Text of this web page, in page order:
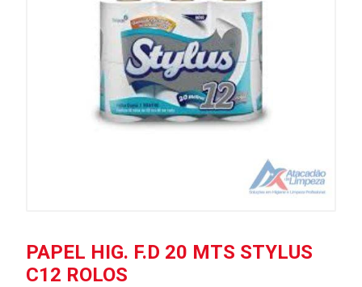
PAPEL HIG. F.D 20 MTS STYLUS
C12 ROLOS